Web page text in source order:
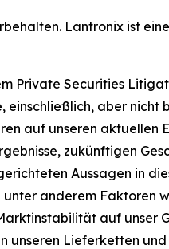
Lantronix ist
Private Securities
aber
auf unseren aktuellen
zukünftigen
Aussagen in
unter anderem
auf unser
unseren Lieferketten